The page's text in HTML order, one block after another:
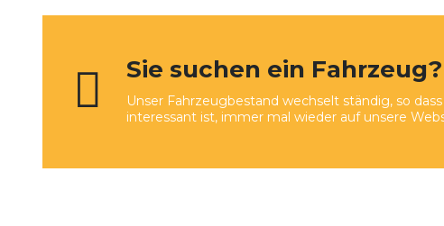
Sie suchen ein Fahrzeug?
Unser Fahrzeugbestand wechselt ständig, so dass
interessant ist, immer mal wieder auf unsere